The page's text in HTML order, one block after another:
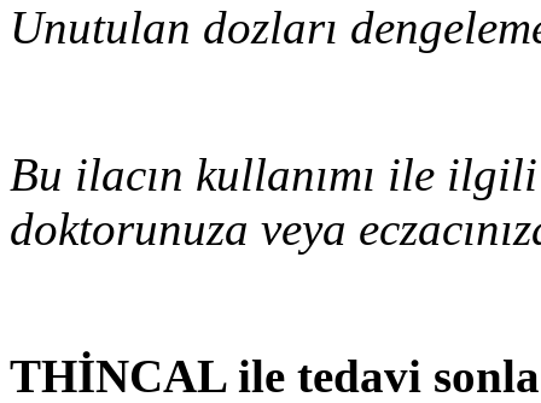
Unutulan dozları
Bu ilacın kullanımı ile
doktorunuza veya
THİNCAL ile tedavi